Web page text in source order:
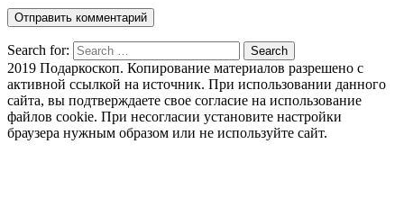
Search for: Search
2019 Подаркоскоп. Копирование материалов разрешено с
активной ссылкой на источник. При использовании данного
сайта, вы подтверждаете свое согласие на использование
файлов cookie. При несогласии установите настройки
браузера нужным образом или не используйте сайт.